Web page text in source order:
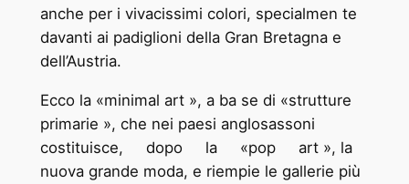
anche per i vivacissimi colori, specialmen ­te
davanti ai padiglioni della Gran Bretagna e
dell’Austria.
Ecco la «minimal art », a ba ­se di «strutture
primarie », che nei paesi anglosassoni
costituisce, dopo la «pop art », la
nuova grande moda, e riempie le gallerie più